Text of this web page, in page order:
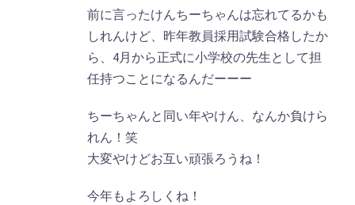
前に言ったけんちーちゃんは忘れてるかも
しれんけど、昨年教員採用試験合格したか
ら、4月から正式に小学校の先生として担
任持つことになるんだーーー
ちーちゃんと同い年やけん、なんか負けら
れん！笑
大変やけどお互い頑張ろうね！
今年もよろしくね！